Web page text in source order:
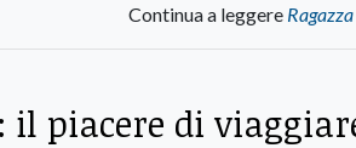
Continua a leggere
il piacere di